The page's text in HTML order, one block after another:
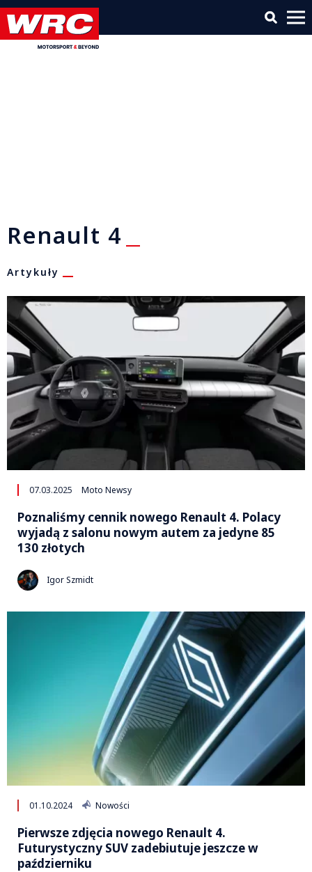
Renault 4
Artykuły
07.03.2025 Moto Newsy
Poznaliśmy cennik nowego Renault 4. Polacy
wyjadą z salonu nowym autem za jedyne 85
130 złotych
Igor Szmidt
01.10.2024 Nowości
Pierwsze zdjęcia nowego Renault 4.
Futurystyczny SUV zadebiutuje jeszcze w
październiku